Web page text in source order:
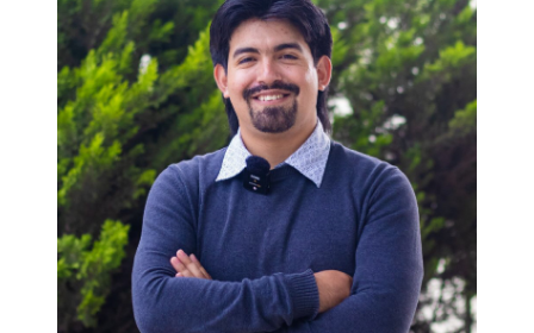
Michael Encalada, nuestro estudiante de
Ciencia Política y Gobierno, nos cuenta
cómo Beca 18 le abrió las puertas para
estudiar en la PUCP.